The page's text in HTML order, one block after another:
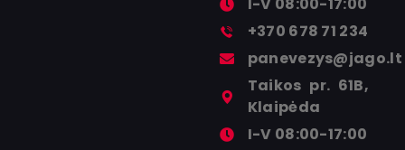
I-V 08:00-17:00
+370 678 71 234
panevezys@jago.lt
Taikos pr. 61B,
Klaipėda
I-V 08:00-17:00